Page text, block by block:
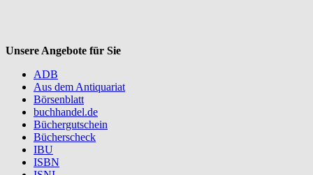
Unsere Angebote für Sie
ADB
Aus dem Antiquariat
Börsenblatt
buchhandel.de
Büchergutschein
Bücherscheck
IBU
ISBN